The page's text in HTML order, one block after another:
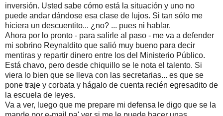
inversión. Usted sabe cómo está la situación y uno no
puede andar dándose esa clase de lujos. Si tan sólo me
hiciera un descuentito... ¿no? ... pues ni hablar.
Ahora por lo pronto - para salirle al paso - me va a defender
mi sobrino Reynaldito que salió muy bueno para decir
mentiras y repartir dinero entre los del Ministerio Público.
Está chavo, pero desde chiquillo se le nota el talento. Si
viera lo bien que se lleva con las secretarias... es que se
pone traje y corbata y hágalo de cuenta recién egresadito de
la escuela de leyes.
Va a ver, luego que me prepare mi defensa le digo que se la